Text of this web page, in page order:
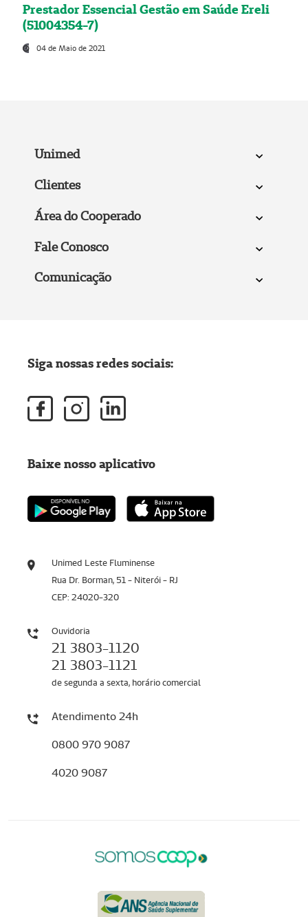
Prestador Essencial Gestão em Saúde Ereli
(51004354-7)
04 de Maio de 2021
Unimed
Clientes
Área do Cooperado
Fale Conosco
Comunicação
Unimed Leste Fluminense
Rua Dr. Borman, 51 - Niterói - RJ
CEP: 24020-320
Ouvidoria
21 3803-1120
21 3803-1121
de segunda a sexta, horário comercial
Atendimento 24h
0800 970 9087
4020 9087
Siga nossas redes sociais:
Baixe nosso aplicativo